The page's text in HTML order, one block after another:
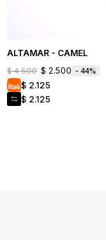
ALTAMAR - CAMEL
$ 4.500 $ 2.500 44
$ 2.125
$ 2.125